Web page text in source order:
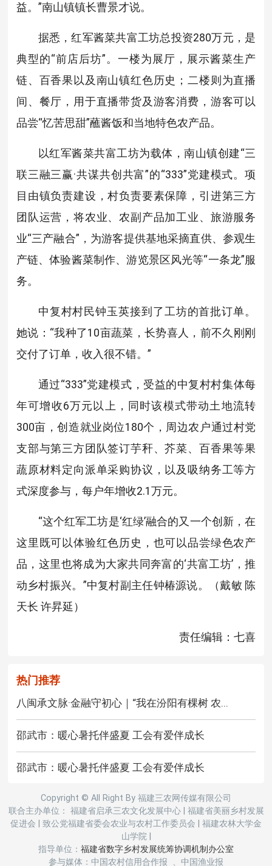
益。”南山镇镇长曹景才说。
据悉，红军酱菜共富工坊总投资280万元，是
典型的“前店后坊”。一楼为展厅，展示酱菜生产
链、百香果以及南山镇红色历史；二楼则为直播
间、餐厅，用于直播带货及游客消费，游客可以
品尝“忆苦思甜”蘸酱饭和当地特色农产品。
以红军酱菜共富工坊为载体，南山镇创建“三
联三融三赢·共谋共创共富”的“333”党建模式。项
目由镇负责建设，村负责要素保障，引进第三方
团队运营，将农业、农副产品加工业、旅游服务
业“三产融合”，为游客提供基地采摘直供、参观生
产链、体验酱菜制作、游览景区风光等“一条龙”服
务。
中复村村民钟玉英接到了工坊的首批订单。
她说：“我种了10亩蔬菜，长势喜人，前不久刚刚
交付了订单，收入很不错。”
通过“333”党建模式，受益的中复村村集体每
年可增收6万元以上，同时该模式带动土地流转
300亩，创造就业岗位180个，周边农户通过村党
支部与第三方团队签订芋秆、芥菜、百香果等果
蔬原材料定向派单采购协议，以及吸纳务工等方
式深度参与，每户年增收2.1万元。
“这个红军工坊是‘红绿’融合的又一个创新，在
这里既可以体验红色历史，也可以品尝绿色农产
品，这里也将成为大家共同奔富的‘共富工坊’，推
动乡村振兴。”中复村副主任钟椿源说。（戴敏 陈
天长 许昇延）
责任编辑：七喜
热门推荐
八闽承文脉·金融守初心｜“我在汾阳有棵树 农...
邵武市：暖心暑托伴盛夏 工会有爱伴成长
邵武市：暖心暑托伴盛夏 工会有爱伴成长
Copyright © All Right By 福建三农网传媒有限公司
联合主办单位： 福建省启承三农文化发展中心
福建省美丽乡村发展
促进会
致公党福建省委会农业与农村工作委员会
福建农林大学金
山学院
指导单位： 福建省数字乡村发展统筹协调机制办公室
参与媒体：中国农村信用合作报 、中国渔业报